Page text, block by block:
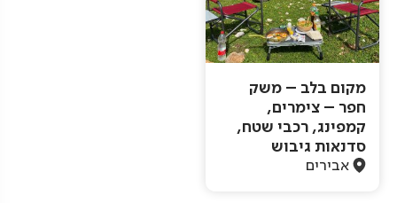
מקום בלב – משק
חפר – צימרים,
קמפינג, רכבי שטח,
סדנאות גיבוש
אבירים